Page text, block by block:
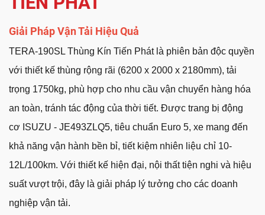
Giải Pháp Vận Tải Hiệu Quả
TERA-190SL Thùng Kín Tiến Phát là phiên bản độc quyền
với thiết kế thùng rộng rãi (6200 x 2000 x 2180mm), tải
trọng 1750kg, phù hợp cho nhu cầu vận chuyển hàng hóa
an toàn, tránh tác động của thời tiết. Được trang bị động
cơ ISUZU - JE493ZLQ5, tiêu chuẩn Euro 5, xe mang đến
khả năng vận hành bền bỉ, tiết kiệm nhiên liệu chỉ 10-
12L/100km. Với thiết kế hiện đại, nội thất tiện nghi và hiệu
suất vượt trội, đây là giải pháp lý tưởng cho các doanh
nghiệp vận tải.